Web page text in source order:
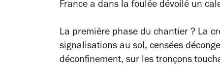
France a dans la foulée dévoilé un
La première phase du chantier ? La
signalisations au sol, censées
déconfinement, sur les tronçons